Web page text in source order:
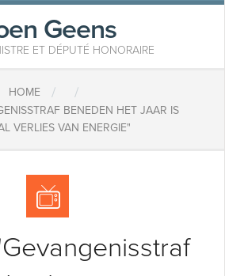
Geens
ET DÉPUTÉ HONORAIRE
HOME / /
BENEDEN HET JAAR IS
VERLIES VAN ENERGIE"